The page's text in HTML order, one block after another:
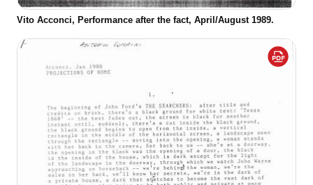
Vito Acconci, Performance after the fact, April/August 1989.